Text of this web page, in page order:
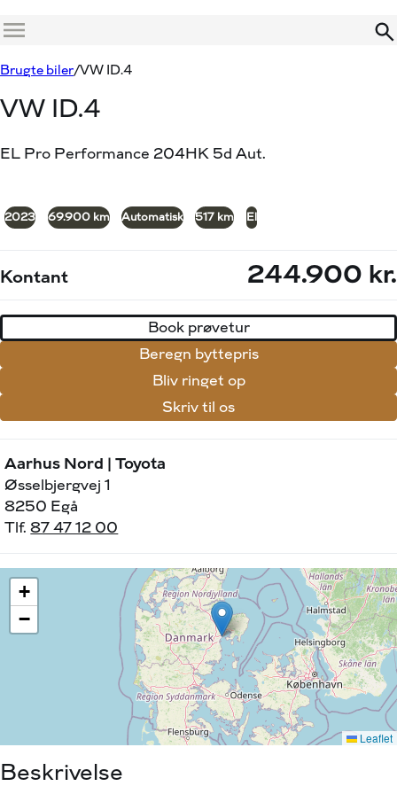
Menu
Brugte biler VW ID.4
VW ID.4
EL Pro Performance 204HK 5d Aut.
2023 69.900 km Automatisk 517 km El
Kontant 244.900 kr.
Book prøvetur
Beregn byttepris
Bliv ringet op
Skriv til os
Aarhus Nord | Toyota
Øsselbjergvej 1
8250 Egå
Tlf.87 47 12 00
Beskrivelse